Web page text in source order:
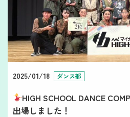
2025/01/18 ダンス部
HIGH SCHOOL DANCE
出場しました！